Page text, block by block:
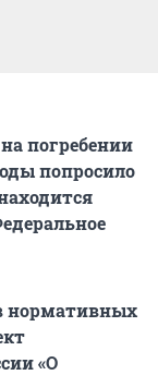
погребении
попросило
нормативных
«О